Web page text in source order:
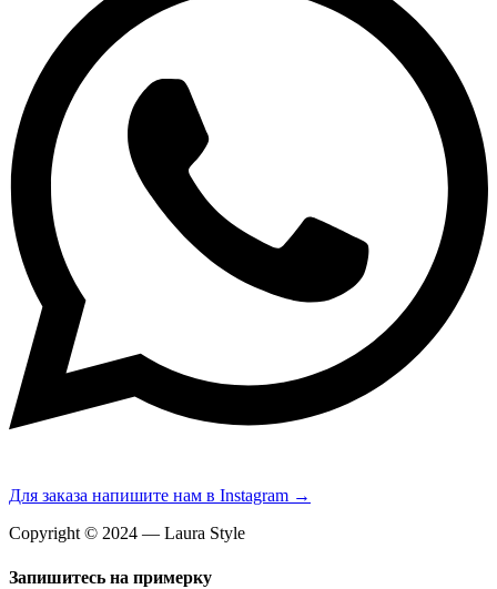
Для заказа напишите нам в Instagram →
Copyright © 2024 — Laura Style
Запишитесь на примерку